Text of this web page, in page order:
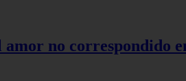
no correspondido